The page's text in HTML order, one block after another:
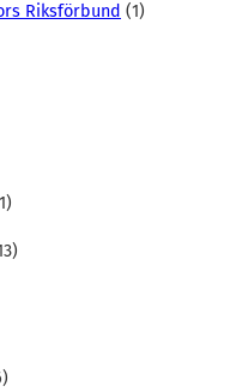
Riksförbund (1)